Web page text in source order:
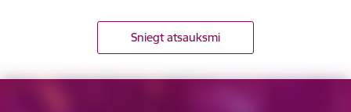
Sniegt atsauksmi